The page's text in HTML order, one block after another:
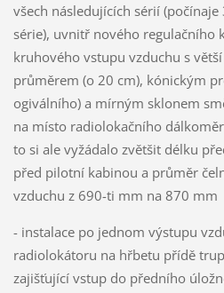
všech následujících sérií
série), uvnitř nového regulačního
kruhového vstupu vzduchu s
průměrem (o 20 cm), kónickým
ogiválního) a mírným sklonem
na místo radiolokačního
to si ale vyžádalo zvětšit délku
před pilotní kabinou a průměr
vzduchu z 690-ti mm na 870 mm
- instalace po jednom výstupu
radiolokátoru na hřbetu přídě
zajišťující vstup do předního